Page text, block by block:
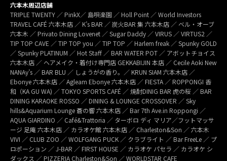
六本木周辺店舗
TRIPLE TWENTY ／ PinkX／ 島唄楽園 ／ Holl Point ／ World Investors
TRAVEL CAFÉ 六本木店 ／ K’s BAR ／ 炭火BAR 集 六本木店 ／ ベル・オーブ
六本木 ／ Privato Dining Lovenet ／ Sugar Daddy ／ VIRUS ／ VIRTUS2 ／
TIP TOP CAVE ／ TIP TOP you ／ TIP TOP ／ Harlem freak ／ Spunky GOLD
／ Spunky PLATINUM ／ Hot Staff ／ BAR WATER POT ／ アボットチョイス
六本木店 ／ ヘアメイク・着付け専門店 GEKKABIJIN 本店 ／ Cecile Aoki New
NANAy’s ／ BAR BLU ／ しょうがの香り。／ KRUN SIAM 六本木店 ／
Ebonye 六本木店 ／ Agleam Ebonye 六本木店 ／ FIESTA ／ ROPPONGI 香
和（KA GU WA) ／ TOKYO SPORTS CAFÉ ／ 焼酎DINIG BAR 虎の桜 ／ BAR
DINING KARAOKE ROSSO ／ DINING & LOUNGE CROSSOVER ／ Sky
hills&Aquarium Lounge 蒼の響 六本木店 ／ Bar 7th Ave.in Roppongi ／
AQUA GIARDINO ／ Café&Trattoria ／ ターボロ ディ マリア／フットマッサ
ージ 足庵 六本木店 ／ カラオケ館 六本木店 ／ Charleston&Son ／ 六本木
VIVI ／ CLUB ZOO ／ WOLFGANG PUCK ／ クラブライト ／ Bar FreeLe ／ プ
ロポーション ／ J-BAR ／ FIRST HOUSE ／ カラオケ パセラ ／ カラオケ シ
ダックス ／ PIZZERIA Charleston&Son ／ WORLDSTAR CAFE